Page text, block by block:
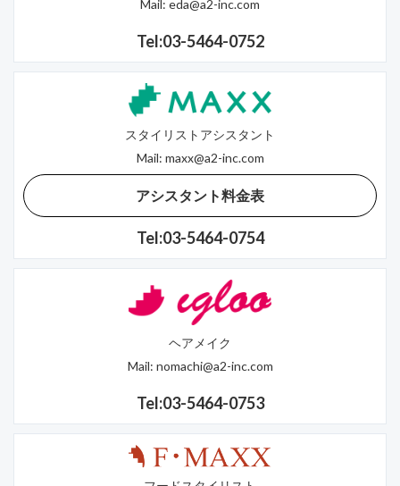
Mail: eda@a2-inc.com
Tel:03-5464-0752
スタイリストアシスタント
Mail: maxx@a2-inc.com
アシスタント料金表
Tel:03-5464-0754
ヘアメイク
Mail: nomachi@a2-inc.com
Tel:03-5464-0753